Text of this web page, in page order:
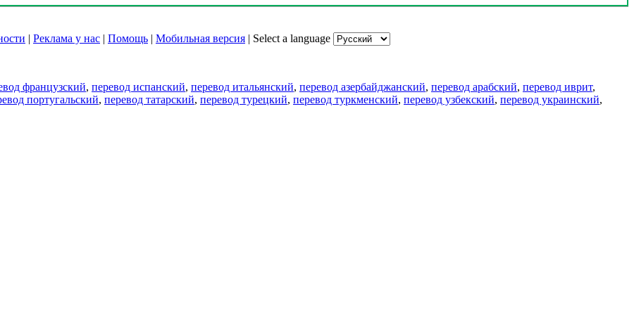
| Реклама у нас | Помощь | Мобильная версия | Select a language
французский, перевод испанский, перевод итальянский, перевод азербайджанский, перевод арабский, перевод иврит,
португальский, перевод татарский, перевод турецкий, перевод туркменский, перевод узбекский, перевод украинский,